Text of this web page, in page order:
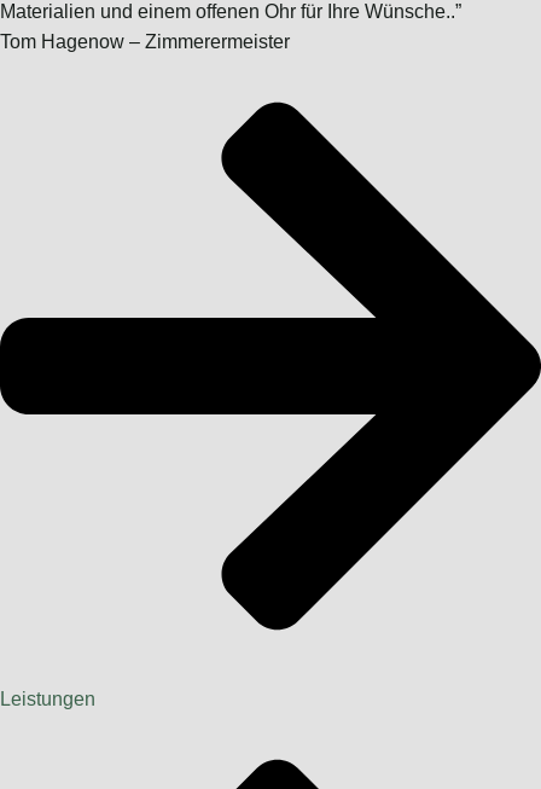
Materialien und einem offenen Ohr für Ihre Wünsche..”
Tom Hagenow – Zimmerermeister
Leistungen